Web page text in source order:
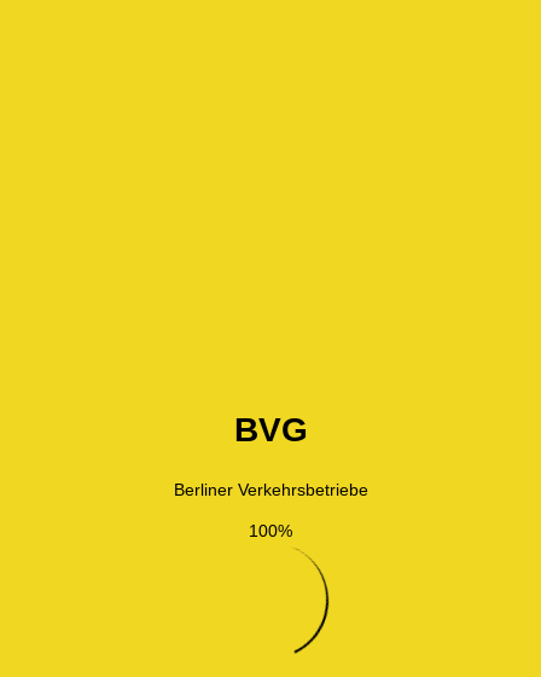
BVG
Berliner Verkehrsbetriebe
100%